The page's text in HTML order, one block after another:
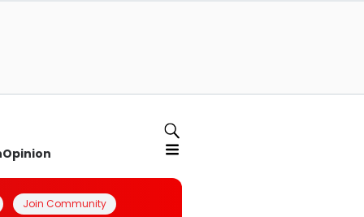
Opinion
Join Community